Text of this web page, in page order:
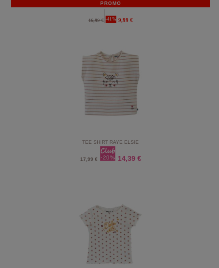
PROMO
16,99 € -41% 9,99 €
TEE SHIRT RAYE ELSIE
17,99 € 14,39 €